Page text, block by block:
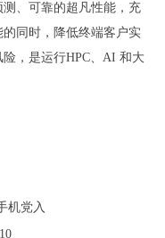
、可靠的超凡性能，充
同时，降低终端客户实
，是运行HPC、AI 和大
机党入